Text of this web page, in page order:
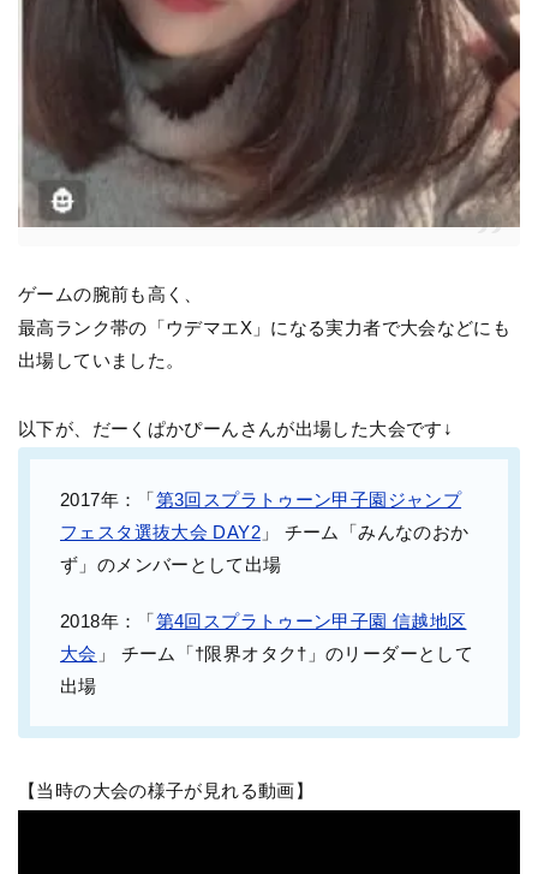
ゲームの腕前も高く、
最高ランク帯の「ウデマエX」になる実力者で大会などにも
出場していました。
以下が、だーくぱかぴーんさんが出場した大会です↓
2017年：「第3回スプラトゥーン甲子園ジャンプ
フェスタ選抜大会 DAY2」 チーム「みんなのおか
ず」のメンバーとして出場
2018年：「第4回スプラトゥーン甲子園 信越地区
大会 」 チーム「†限界オタク†」のリーダーとして
出場
【当時の大会の様子が見れる動画】